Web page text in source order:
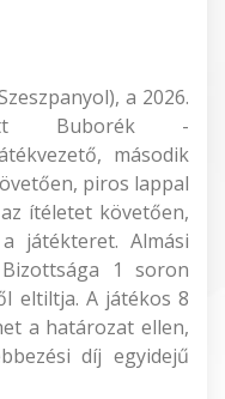
a 2026.
Buborék -
második
piros lappal
ítéletet követően,
játékteret. Almási
1 soron
eltiltja. A játékos 8
a határozat ellen,
díj egyidejű